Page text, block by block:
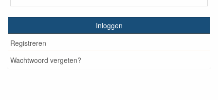
Inloggen
Registreren
Wachtwoord vergeten?